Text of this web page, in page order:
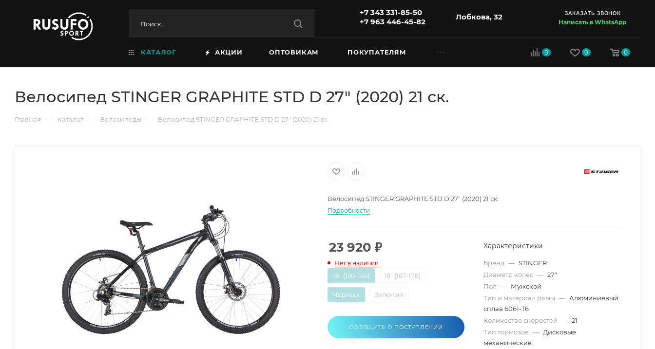
+7 343 331-85-50
+7 963 446-45-82
Лобкова, 32 ЗАКАЗАТЬ ЗВОНОК
Написать в WhatsApp
0 0 0
КАТАЛОГ АКЦИИ ОПТОВИКАМ ПОКУПАТЕЛЯМ
Велосипед STINGER GRAPHITE STD D 27" (2020) 21 ск.
Главная — Каталог — Велосипеды — Велосипед STINGER GRAPHITE STD D 27" (2020) 21 ск.
Велосипед STINGER GRAPHITE STD D 27" (2020) 21 ск.
Подробности
23 920 ₽
Нет в наличии
16" (150-165) 18" (167-178)
Черный Зеленый
СООБЩИТЬ О ПОСТУПЛЕНИИ
Характеристики
Бренд — STINGER
Диаметр колес — 27"
Пол — Мужской
Тип и материал рамы — Алюминиевый
сплав 6061-T6
Количество скоростей — 21
Тип тормозов — Дисковые
механические